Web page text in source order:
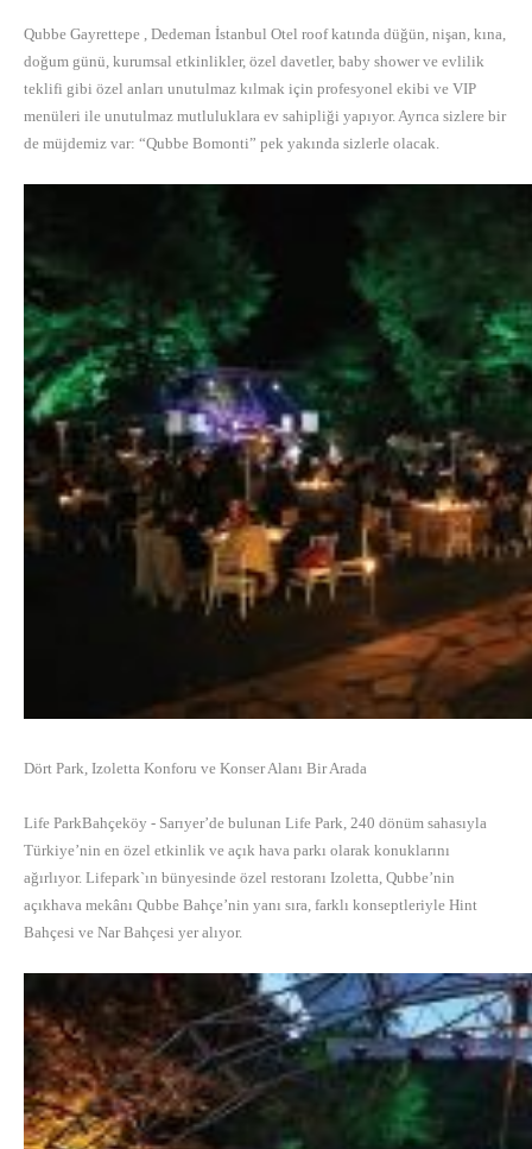
Qubbe Gayrettepe , Dedeman İstanbul Otel roof katında düğün, nişan, kına,
doğum günü, kurumsal etkinlikler, özel davetler, baby shower ve evlilik
teklifi gibi özel anları unutulmaz kılmak için profesyonel ekibi ve VIP
menüleri ile unutulmaz mutluluklara ev sahipliği yapıyor. Ayrıca sizlere bir
de müjdemiz var: “Qubbe Bomonti” pek yakında sizlerle olacak.
Dört Park, Izoletta Konforu ve Konser Alanı Bir Arada
Life ParkBahçeköy - Sarıyer’de bulunan Life Park, 240 dönüm sahasıyla
Türkiye’nin en özel etkinlik ve açık hava parkı olarak konuklarını
ağırlıyor. Lifepark`ın bünyesinde özel restoranı Izoletta, Qubbe’nin
açıkhava mekânı Qubbe Bahçe’nin yanı sıra, farklı konseptleriyle Hint
Bahçesi ve Nar Bahçesi yer alıyor.